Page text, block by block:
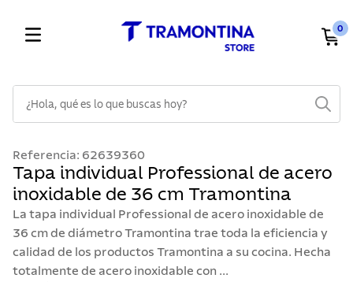
0
Referencia: 62639360
Tapa individual Professional de acero
inoxidable de 36 cm Tramontina
La tapa individual Professional de acero inoxidable de
36 cm de diámetro Tramontina trae toda la eficiencia y
calidad de los productos Tramontina a su cocina. Hecha
totalmente de acero inoxidable con ...
1 .
cuchillos
2.
cubiertos
3.
sarten
4.
lavaplatos
5.
ollas